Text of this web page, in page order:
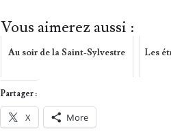
Vous aimerez aussi :
Au soir de la Saint-Sylvestre Les
Partager :
X More